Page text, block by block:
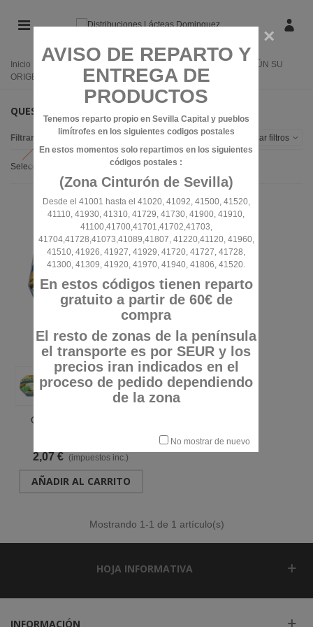
Inicio
QUESOS SEGÚN SU
ORIGEN
QUESOS DANESES
QUESOS DANESES
Filtrar por Alternar filtros
Seleccionar
QUESO CAMEMBERT
2,07 € (impuestos inc.)
AÑADIR AL CARRITO
Mostrando 1-1 de 1 artículo(s)
HOJA INFORMATIVA
INFORMACIÓN
×
AVISO DE REPARTO Y
ENTREGA DE
PRODUCTOS
Tenemos reparto propio en Sevilla Capital y pueblos
limítrofes en los siguientes codigos postales
En estos momentos solo repartimos en los siguientes
códigos postales :
(Zona Cinturón de Sevilla)
Desde el 41001 hasta el 41020, 41092, 41500, 41520,
41110, 41930, 41310, 41729, 41730, 41900, 41910,
41100,41700,41701,41702,41703,
41704,41728,41073,41089,41807, 41220,41120, 41960,
41510, 41926, 41927, 41929, 41720, 41727, 41728,
41300, 41309, 41920, 41970, 41940, 41806, 41520.
En estos códigos tienen reparto
gratuito a partir de 60€ de
compra
El resto de zonas de la península
el transporte es por SEUR y los
precios iran indicados en el
proceso de pedido dependiendo
de la zona
No mostrar de nuevo